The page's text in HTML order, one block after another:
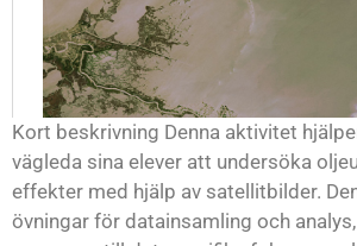
Kort beskrivning Denna aktivitet
vägleda sina elever att undersöka
effekter med hjälp av satellitbilder.
övningar för datainsamling och